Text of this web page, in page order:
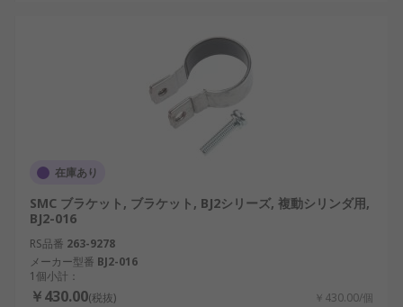
在庫あり
SMC ブラケット, ブラケット, BJ2シリーズ, 複動シリンダ用,
BJ2-016
RS品番 263-9278
メーカー型番 BJ2-016
1個小計：
￥430.00(税抜) ￥430.00/個